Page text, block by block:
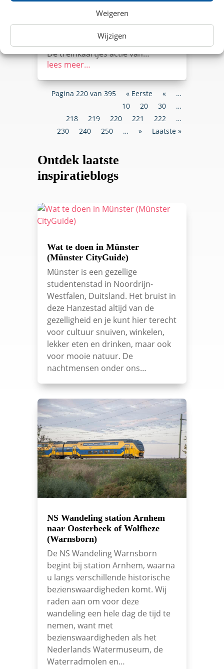
Weigeren
Wijzigen
dagen? In augustus 2017 bestelt u
bij VakantieVeilingen twee 2e klas
treinkaartjes (enkele reis) voor €
20,50. Zo betaalt u slechts € 10,25
per treinreis ongeacht uw traject.
De treinkaartjes actie van…
lees meer…
Pagina 220 van 395 « Eerste «
…
10
20 30
…
218
219 220 221 222
…
230
240 250 … » Laatste »
Ontdek laatste
inspiratieblogs
Wat te doen in Münster
(Münster CityGuide)
Münster is een gezellige
studentenstad in Noordrijn-
Westfalen, Duitsland. Het bruist in
deze Hanzestad altijd van de
gezelligheid en je kunt hier terecht
voor cultuur snuiven, winkelen,
lekker eten en drinken, maar ook
voor mooie natuur. De
nachtmensen onder ons…
NS Wandeling station Arnhem
naar Oosterbeek of Wolfheze
(Warnsborn)
De NS Wandeling Warnsborn
begint bij station Arnhem, waarna
u langs verschillende historische
bezienswaardigheden komt. Wij
raden aan om voor deze
wandeling een hele dag de tijd te
nemen, want met
bezienswaardigheden als het
Nederlands Watermuseum, de
Waterradmolen en…